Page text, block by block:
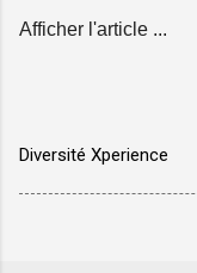
Afficher l'article ...
Diversité Xperience